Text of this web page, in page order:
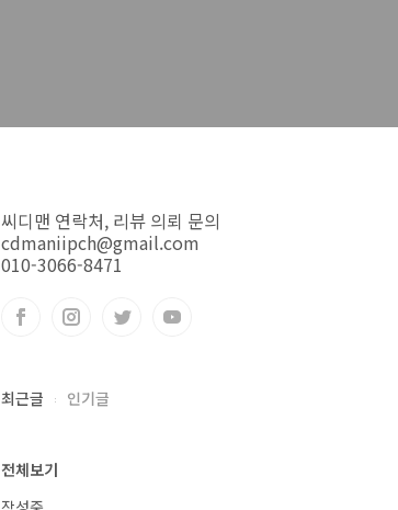
씨디맨 연락처, 리뷰 의뢰 문의
cdmaniipch@gmail.com
010-3066-8471
최근글 인기글
전체보기